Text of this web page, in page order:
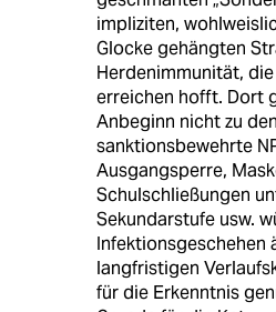
impliziten,
Glocke gehängten
Herdenimmunität,
erreichen hofft. Dort
Anbeginn nicht zu
sanktionsbewehrte
Ausgangsperre,
Schulschließungen
Sekundarstufe usw.
Infektionsgeschehen
langfristigen
für die Erkenntnis